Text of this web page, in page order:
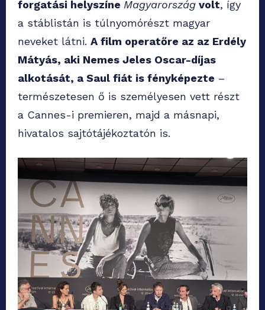
forgatási helyszíne Magyarország volt, így
a stáblistán is túlnyomórészt magyar
neveket látni. A film operatőre az az Erdély
Mátyás, aki Nemes Jeles Oscar-díjas
alkotását, a Saul fiát is fényképezte –
természetesen ő is személyesen vett részt
a Cannes-i premieren, majd a másnapi,
hivatalos sajtótájékoztatón is.